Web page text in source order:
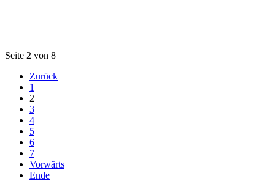
Seite 2 von 8
Zurück
1
2
3
4
5
6
7
Vorwärts
Ende